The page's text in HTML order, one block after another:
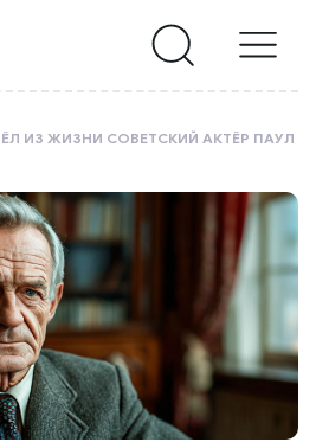
ИЗ ЖИЗНИ СОВЕТСКИЙ АКТЁР ПАУЛ